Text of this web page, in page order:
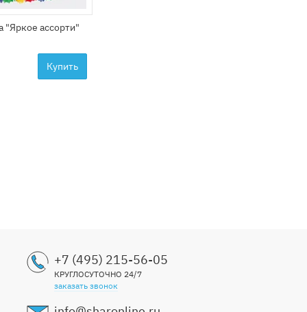
"Яркое ассорти"
Купить
+7 (495) 215-56-05
КРУГЛОСУТОЧНО 24/7
заказать звонок